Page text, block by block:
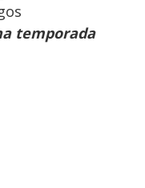
temporada